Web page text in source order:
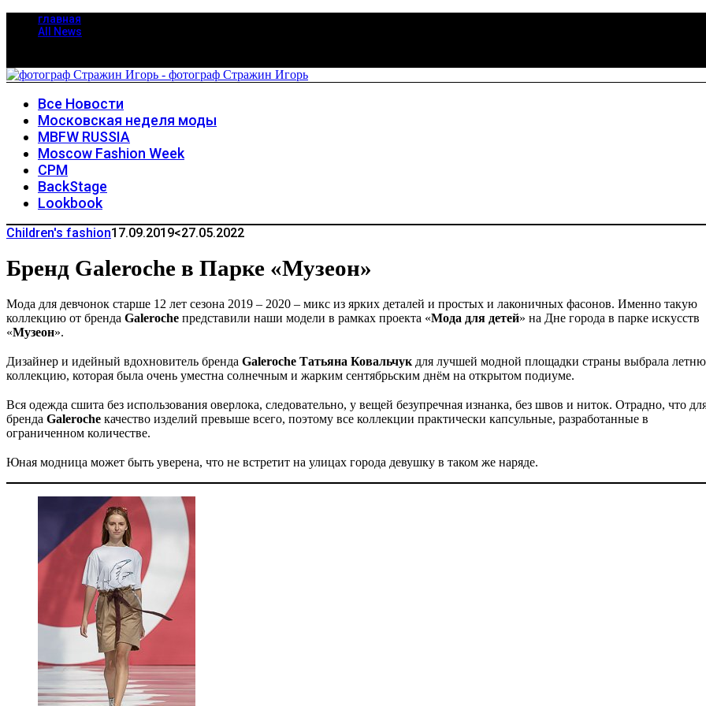
главная
All News
Все Новости
Московская неделя моды
MBFW RUSSIA
Moscow Fashion Week
CPM
BackStage
Lookbook
Children's fashion17.09.2019<27.05.2022
Бренд Galeroche в Парке «Музеон»
Мода для девчонок старше 12 лет сезона 2019 – 2020 – микс из ярких деталей и простых и лаконичных фасонов. Именно такую
коллекцию от бренда Galeroche представили наши модели в рамках проекта «Мода для детей» на Дне города в парке искусств
«Музеон».
Дизайнер и идейный вдохновитель бренда Galeroche Татьяна Ковальчук для лучшей модной площадки страны выбрала
коллекцию, которая была очень уместна солнечным и жарким сентябрьским днём на открытом подиуме.
Вся одежда сшита без использования оверлока, следовательно, у вещей безупречная изнанка, без швов и ниток. Отрадно, что
бренда Galeroche качество изделий превыше всего, поэтому все коллекции практически капсульные, разработанные в
ограниченном количестве.
Юная модница может быть уверена, что не встретит на улицах города девушку в таком же наряде.